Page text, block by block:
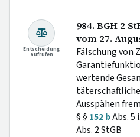
Entscheidung
aufrufen
984. BGH 2
vom 27.
Fälschung von
wertende
Ausspähen
§ § 152 bAbs. 5
Abs. 2 StGB